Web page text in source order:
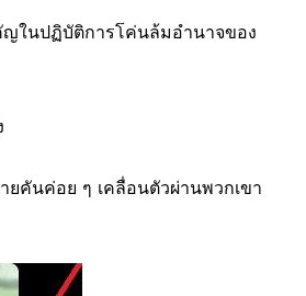
ในปฏิบัติการโค่นล้มอำนาจของ
คันค่อย ๆ เคลื่อนตัวผ่านพวกเขา